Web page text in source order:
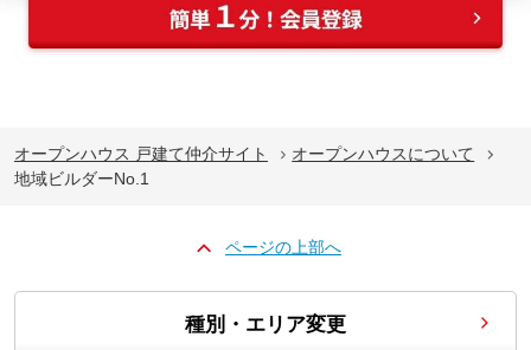
オープンハウス 戸建て仲介サイト
オープンハウスについて
地域ビルダーNo.1
ページの上部へ
種別・エリア変更